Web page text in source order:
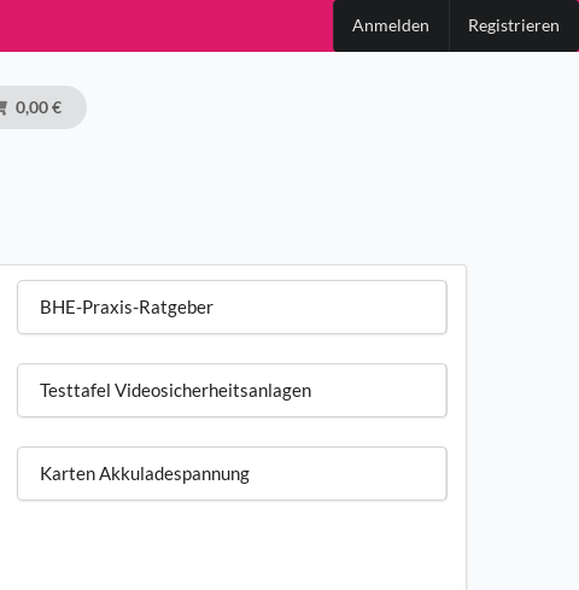
Anmelden Registrieren
0,00 €
BHE-Praxis-Ratgeber
Testtafel Videosicherheitsanlagen
Karten Akkuladespannung